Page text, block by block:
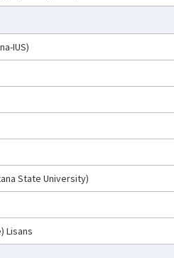
IUS)
State University)
Lisans